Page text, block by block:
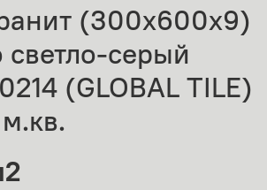
(300х600х9)
светло-серый
(GLOBAL TILE)